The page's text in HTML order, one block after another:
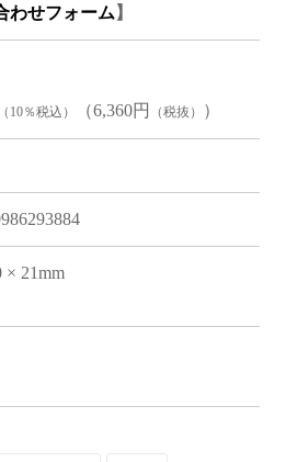
わせフォーム 】
（10％税込） （6,360円 （税抜） ）
× 21mm